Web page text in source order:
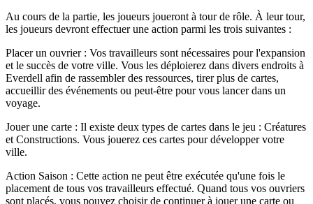
Au cours de la partie, les joueurs joueront à tour de rôle. À leur tour,
les joueurs devront effectuer une action parmi les trois suivantes :
Placer un ouvrier : Vos travailleurs sont nécessaires pour l'expansion
et le succès de votre ville. Vous les déploierez dans divers endroits à
Everdell afin de rassembler des ressources, tirer plus de cartes,
accueillir des événements ou peut-être pour vous lancer dans un
voyage.
Jouer une carte : Il existe deux types de cartes dans le jeu : Créatures
et Constructions. Vous jouerez ces cartes pour développer votre
ville.
Action Saison : Cette action ne peut être exécutée qu'une fois le
placement de tous vos travailleurs effectué. Quand tous vos ouvriers
sont placés, vous pouvez choisir de continuer à jouer une carte ou